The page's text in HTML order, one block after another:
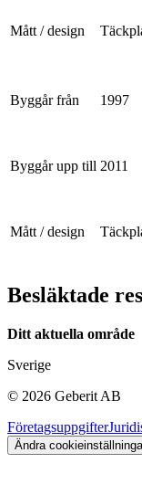
Mått / design
Byggår från 1997
Byggår upp till 2011
Mått / design
Besläktade
Ditt aktuella område
Sverige
© 2026 Geberit AB
Företagsuppgifter
Ändra